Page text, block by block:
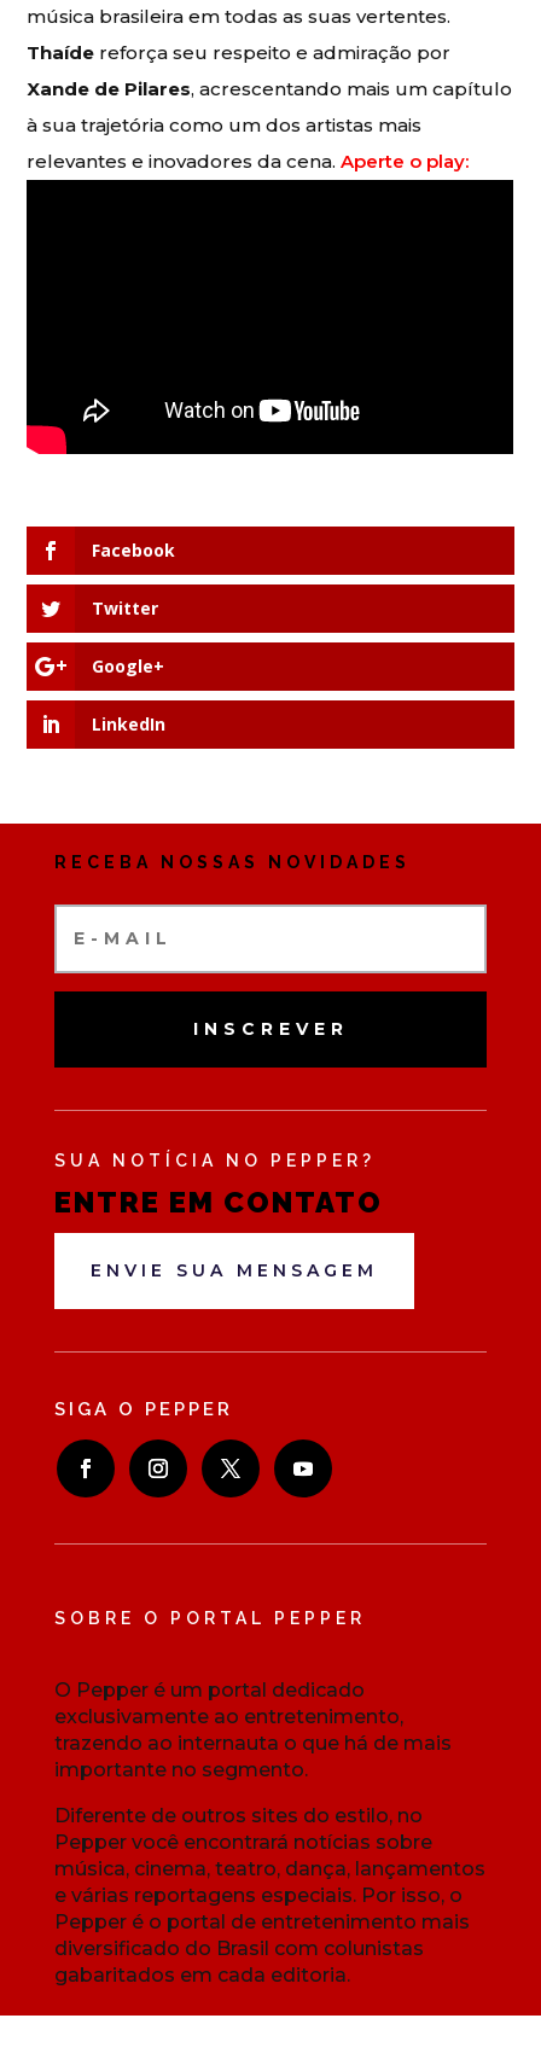
música brasileira em todas as suas vertentes.
Thaíde reforça seu respeito e admiração por
Xande de Pilares, acrescentando mais um capítulo
à sua trajetória como um dos artistas mais
relevantes e inovadores da cena.Aperte o play:
Facebook
Twitter
Google+
LinkedIn
RECEBA NOSSAS NOVIDADES
INSCREVER
SUA NOTÍCIA NO PEPPER?
ENTRE EM CONTATO
ENVIE SUA MENSAGEM
SIGA O PEPPER
SOBRE O PORTAL PEPPER
O Pepper é um portal dedicado
exclusivamente ao entretenimento,
trazendo ao internauta o que há de mais
importante no segmento.
Diferente de outros sites do estilo, no
Pepper você encontrará notícias sobre
música, cinema, teatro, dança, lançamentos
e várias reportagens especiais. Por isso, o
Pepper é o portal de entretenimento mais
diversificado do Brasil com colunistas
gabaritados em cada editoria.